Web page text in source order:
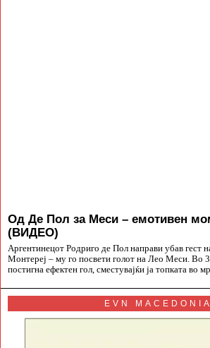
Од Де Пол за Меси – емотивен
(ВИДЕО)
Аргентинецот Родриго де Пол направи убав гест
Монтереј – му го посвети голот на Лео Меси. Во
постигна ефектен гол, сместувајќи ја топката во
EVN MACEDONIA